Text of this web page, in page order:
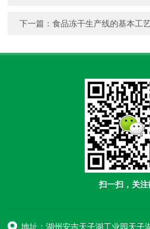
下一篇：食品冻干生产线的基本工
扫一扫，关注
地址：湖州安吉天子湖工业园天子